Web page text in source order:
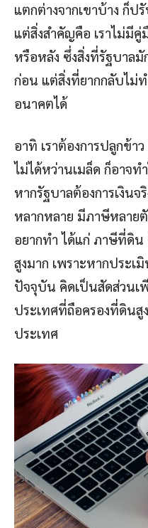
แตกต่างจากเขาบ้าง ก็ป
แต่สิ่งสำคัญคือ เราไม่มี
หรือหลัง ซึ่งสิ่งที่รัฐบาล
ก่อน แต่สิ่งที่ยากกลับไม่ท
อนาคตได้
อาทิ เราต้องการปลูกข้า
ไม่ได้หว่านเมล็ด ก็อาจ
หากรัฐบาลต้องการเงินจ
หลากหลาย มีภาษีหลาย
อยากทำ ได้แก่ ภาษีที่ดิน
สูงมาก เพราะหากประ
ปัจจุบัน คิดเป็นสัดส่วนเ
ประเทศที่ถือครองที่ดินสู
ประเทศ